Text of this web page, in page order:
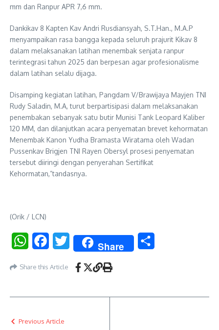
mm dan Ranpur APR 7,6 mm.
Dankikav 8 Kapten Kav Andri Rusdiansyah, S.T.Han., M.A.P
menyampaikan rasa bangga kepada seluruh prajurit Kikav 8
dalam melaksanakan latihan menembak senjata ranpur
terintegrasi tahun 2025 dan berpesan agar profesionalisme
dalam latihan selalu dijaga.
Disamping kegiatan latihan, Pangdam V/Brawijaya Mayjen TNI
Rudy Saladin, M.A, turut berpartisipasi dalam melaksanakan
penembakan sebanyak satu butir Munisi Tank Leopard Kaliber
120 MM, dan dilanjutkan acara penyematan brevet kehormatan
Menembak Kanon Yudha Bramasta Wiratama oleh Wadan
Pussenkav Brigjen TNI Rayen Obersyl prosesi penyematan
tersebut diiringi dengan penyerahan Sertifikat
Kehormatan,”tandasnya.
(Orik / LCN)
WhatsAppFacebookTwitter Share
Share this Article
Previous Article